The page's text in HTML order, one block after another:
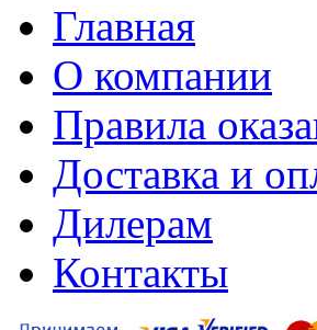
Главная
О компании
Правила
Доставка и
Дилерам
Контакты